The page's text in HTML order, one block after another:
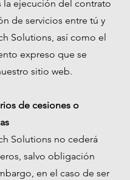
la ejecución del contrato
de servicios entre tú y
Solutions, así como el
expreso que se
sitio web.
de cesiones o
Solutions no cederá
salvo obligación
en el caso de ser